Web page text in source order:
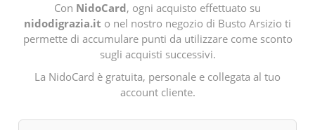
Con NidoCard, ogni acquisto effettuato su
nidodigrazia.it o nel nostro negozio di Busto Arsizio ti
permette di accumulare punti da utilizzare come sconto
sugli acquisti successivi.
La NidoCard è gratuita, personale e collegata al tuo
account cliente.